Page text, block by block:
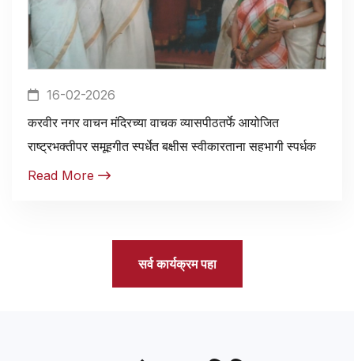
16-02-2026
करवीर नगर वाचन मंदिरच्या वाचक व्यासपीठतर्फे आयोजित
राष्ट्रभक्तीपर समूहगीत स्पर्धेत बक्षीस स्वीकारताना सहभागी स्पर्धक
Read More
सर्व कार्यक्रम पहा